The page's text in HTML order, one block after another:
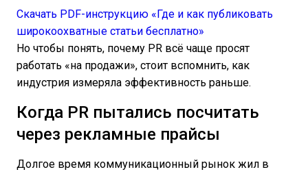
Скачать PDF-инструкцию «Где и как публиковать
широкоохватные статьи бесплатно»
Но чтобы понять, почему PR всё чаще просят
работать «на продажи», стоит вспомнить, как
индустрия измеряла эффективность раньше.
Когда PR пытались посчитать
через рекламные прайсы
Долгое время коммуникационный рынок жил в